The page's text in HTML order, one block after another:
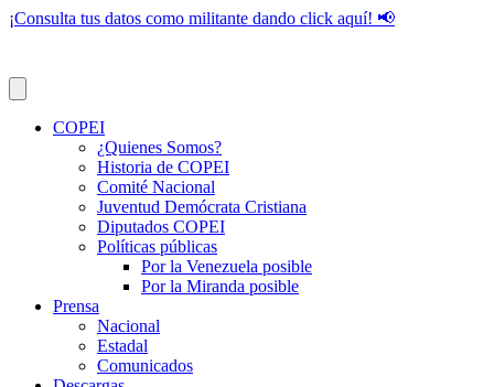
¡Consulta tus datos como militante dando click aquí! 📢
COPEI
¿Quienes Somos?
Historia de COPEI
Comité Nacional
Juventud Demócrata Cristiana
Diputados COPEI
Políticas públicas
Por la Venezuela posible
Por la Miranda posible
Prensa
Nacional
Estadal
Comunicados